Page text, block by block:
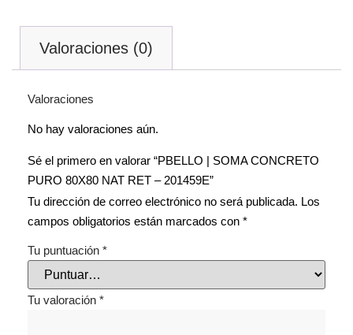
Valoraciones (0)
Valoraciones
No hay valoraciones aún.
Sé el primero en valorar “PBELLO | SOMA CONCRETO
PURO 80X80 NAT RET – 201459E”
Tu dirección de correo electrónico no será publicada. Los
campos obligatorios están marcados con *
Tu puntuación *
Tu valoración *